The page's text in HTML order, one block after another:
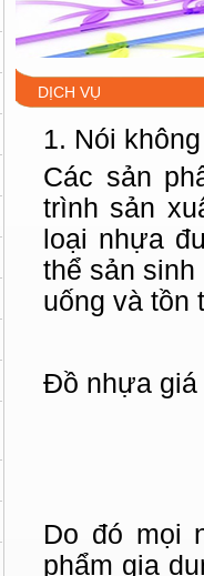
DỊCH VỤ
1. Nói
Các sản
trình sản
loại nhựa
thể sản
uống và tồn
Đồ nhựa giá
Do đó mọi
phẩm gia